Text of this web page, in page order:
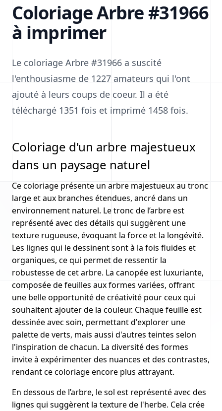
Coloriage Arbre #31966
à imprimer
Le coloriage Arbre #31966 a suscité
l'enthousiasme de 1227 amateurs qui l'ont
ajouté à leurs coups de coeur. Il a été
téléchargé 1351 fois et imprimé 1458 fois.
Coloriage d'un arbre majestueux
dans un paysage naturel
Ce coloriage présente un arbre majestueux au tronc
large et aux branches étendues, ancré dans un
environnement naturel. Le tronc de l’arbre est
représenté avec des détails qui suggèrent une
texture rugueuse, évoquant la force et la longévité.
Les lignes qui le dessinent sont à la fois fluides et
organiques, ce qui permet de ressentir la
robustesse de cet arbre. La canopée est luxuriante,
composée de feuilles aux formes variées, offrant
une belle opportunité de créativité pour ceux qui
souhaitent ajouter de la couleur. Chaque feuille est
dessinée avec soin, permettant d'explorer une
palette de verts, mais aussi d'autres teintes selon
l'inspiration de chacun. La diversité des formes
invite à expérimenter des nuances et des contrastes,
rendant ce coloriage encore plus attrayant.
En dessous de l’arbre, le sol est représenté avec des
lignes qui suggèrent la texture de l'herbe. Cela crée